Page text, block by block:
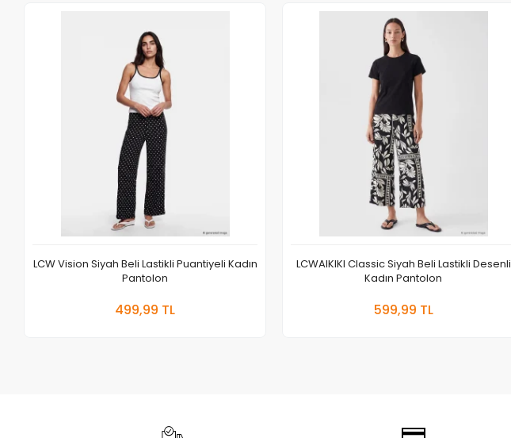
LCW Vision Siyah Beli Lastikli Puantiyeli Kadın
Pantolon
499,99 TL
LCWAIKIKI Classic Siyah Beli Lastikli Desenli
Kadın Pantolon
599,99 TL